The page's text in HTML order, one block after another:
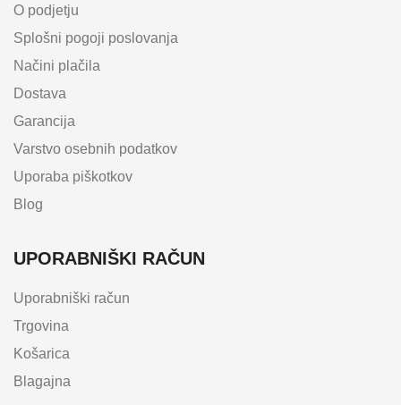
O podjetju
Splošni pogoji poslovanja
Načini plačila
Dostava
Garancija
Varstvo osebnih podatkov
Uporaba piškotkov
Blog
UPORABNIŠKI RAČUN
Uporabniški račun
Trgovina
Košarica
Blagajna